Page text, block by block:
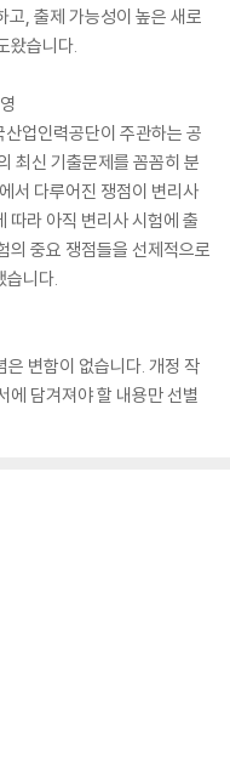
, 출제 가능성이 높은 새로
왔습니다.
업인력공단이 주관하는 공
최신 기출문제를 꼼꼼히 분
서 다루어진 쟁점이 변리사
따라 아직 변리사 시험에 출
의 중요 쟁점들을 선제적으로
습니다.
변함이 없습니다. 개정 작
에 담겨져야 할 내용만 선별